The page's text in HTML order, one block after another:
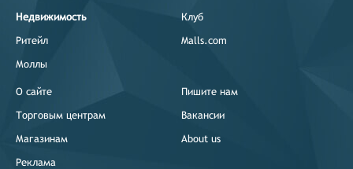
Недвижимость
Ритейл
Моллы
Клуб
Malls.com
О сайте
Торговым центрам
Магазинам
Реклама
Пишите нам
Вакансии
About us